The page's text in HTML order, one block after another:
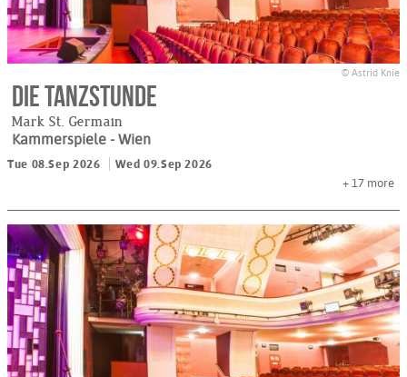
© Astrid Knie
Die Tanzstunde
Mark St. Germain
Kammerspiele - Wien
Tue 08.Sep 2026
Wed 09.Sep 2026
+ 17 more